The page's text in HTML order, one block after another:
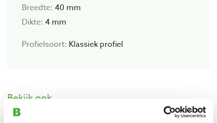
Breedte: 40 mm
Dikte: 4 mm
Profielsoort: Klassiek profiel
Bekijk ook